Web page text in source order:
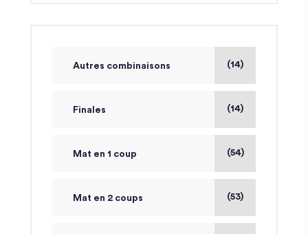
Autres combinaisons (14)
Finales (14)
Mat en 1 coup (54)
Mat en 2 coups (53)